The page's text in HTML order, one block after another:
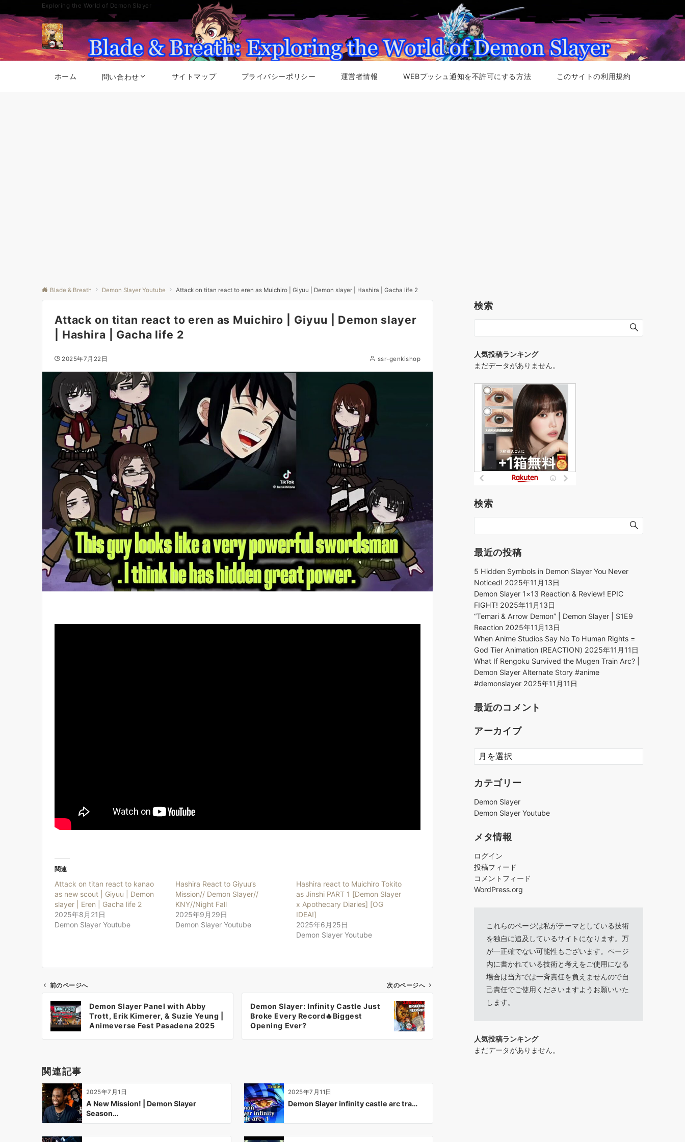
Exploring the World of Demon Slayer
ホーム 問い合わせ サイトマップ プライバシーポリシー 運営者情報 WEBプッシュ通知を不許可にする方法 このサイトの利用規約
Blade & Breath Demon Slayer Youtube Attack on titan react to eren as Muichiro | Giyuu | Demon slayer | Hashira | Gacha life 2
Attack on titan react to eren as Muichiro | Giyuu | Demon slayer
| Hashira | Gacha life 2
2025年7月22日 ssr-genkishop
関連
Attack on titan react to kanao
as new scout | Giyuu | Demon
slayer | Eren | Gacha life 2
2025年8月21日
Demon Slayer Youtube
Hashira React to Giyuu’s
Mission// Demon Slayer//
KNY//Night Fall
2025年9月29日
Demon Slayer Youtube
Hashira react to Muichiro Tokito
as Jinshi PART 1 [Demon Slayer
x Apothecary Diaries] [OG
IDEA!]
2025年6月25日
Demon Slayer Youtube
シ
ョ
ン
前のページへ
Demon Slayer Panel with Abby
Trott, Erik Kimerer, & Suzie Yeung |
Animeverse Fest Pasadena 2025
次のページへ
Demon Slayer: Infinity Castle Just
Broke Every Record🔥Biggest
Opening Ever?
関連記事
2025年7月1日
A New Mission! | Demon Slayer
Season…
2025年7月11日
Demon Slayer infinity castle arc tra…
検索
人気投稿ランキング
まだデータがありません。
検索
最近の投稿
5 Hidden Symbols in Demon Slayer You Never
Noticed! 2025年11月13日
Demon Slayer 1×13 Reaction & Review! EPIC
FIGHT! 2025年11月13日
“Temari & Arrow Demon” | Demon Slayer | S1E9
Reaction 2025年11月13日
When Anime Studios Say No To Human Rights =
God Tier Animation (REACTION) 2025年11月11日
What If Rengoku Survived the Mugen Train Arc? |
Demon Slayer Alternate Story #anime
#demonslayer 2025年11月11日
最近のコメント
アーカイブ
ア
ー
イ
カテゴリー
Demon Slayer
Demon Slayer Youtube
メタ情報
ログイン
投稿フィード
コメントフィード
WordPress.org
これらのページは私がテーマとしている技術
を独自に追及しているサイトになります。万
が一正確でない可能性もございます。ページ
内に書かれている技術と考えをご使用になる
場合は当方では一斉責任を負えませんので自
己責任でご使用くださいますようお願いいた
します。
人気投稿ランキング
まだデータがありません。